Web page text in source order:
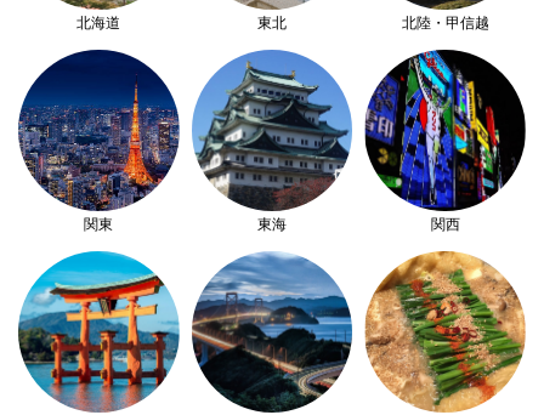
北海道 東北 北陸・甲信越
関東 東海 関西